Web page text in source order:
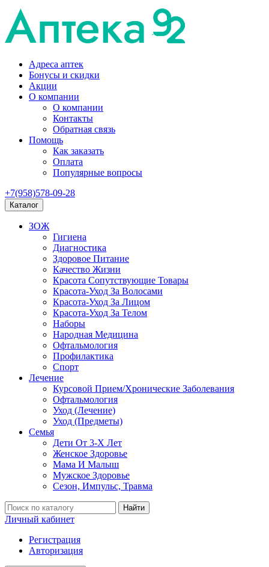
Адреса аптек
Бонусы и скидки
Акции
О компании
О компании
Контакты
Обратная связь
Помощь
Как заказать
Оплата
Популярные вопросы
+7(958)578-09-28
Каталог
ЗОЖ
Гигиена
Диагностика
Здоровое Питание
Качество Жизни
Красота Сопутствующие Товары
Красота-Уход За Волосами
Красота-Уход За Лицом
Красота-Уход За Телом
Наборы
Народная Медицина
Офтальмология
Профилактика
Спорт
Лечение
Курсовой Прием/Хронические Заболевания
Офтальмология
Уход (Лечение)
Уход (Предметы)
Семья
Дети От 3-Х Лет
Женское Здоровье
Мама И Малыш
Мужское Здоровье
Сезон, Импульс, Травма
Найти
Личный кабинет
Регистрация
Авторизация